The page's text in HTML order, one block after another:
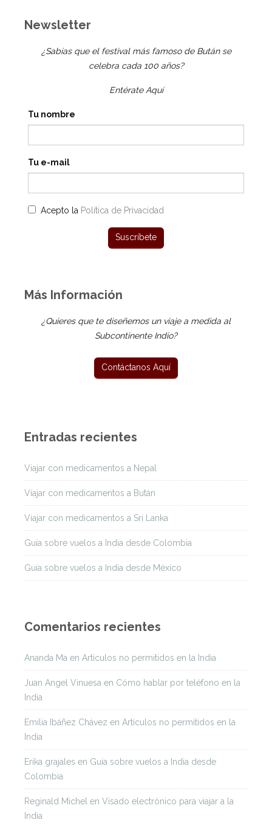
Newsletter
¿Sabías que el festival más famoso de Bután se
celebra cada 100 años?
Entérate Aquí
Tu nombre
Tu e-mail
Acepto la Política de Privacidad
Más Información
¿Quieres que te diseñemos un viaje a medida al
Subcontinente Indio?
Entradas recientes
Viajar con medicamentos a Nepal
Viajar con medicamentos a Bután
Viajar con medicamentos a Sri Lanka
Guía sobre vuelos a India desde Colombia
Guía sobre vuelos a India desde México
Comentarios recientes
Ananda Ma en Artículos no permitidos en la India
Juan Angel Vinuesa en Cómo hablar por teléfono en la
India
Emilia Ibáñez Chávez en Artículos no permitidos en la
India
Erika grajales en Guía sobre vuelos a India desde
Colombia
Reginald Michel en Visado electrónico para viajar a la
India